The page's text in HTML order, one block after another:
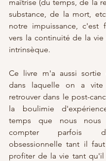
maîtrise (du temps, de la
substance, de la mort,
notre impuissance, c'est
vers la continuité de la vie
intrinsèque.
Ce livre m'a aussi sortie
dans laquelle on a
retrouver dans le post-
la boulimie
temps que nous nous
compter parfois
obsessionnelle tant il
profiter de la vie tant qu'il